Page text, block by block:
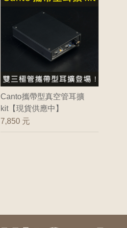
Canto攜帶型真空管耳擴
kit【現貨供應中】
7,850 元